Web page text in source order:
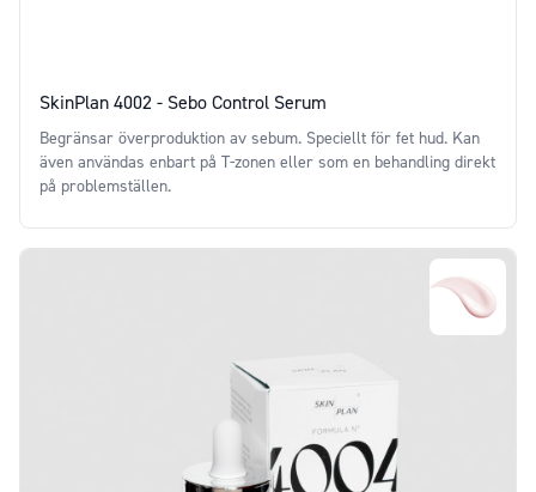
SkinPlan 4002 - Sebo Control Serum
Begränsar överproduktion av sebum. Speciellt för fet hud. Kan
även användas enbart på T-zonen eller som en behandling direkt
på problemställen.